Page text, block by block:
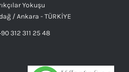
Yokuşu
/ Ankara - TÜRKİYE
312 311 25 48